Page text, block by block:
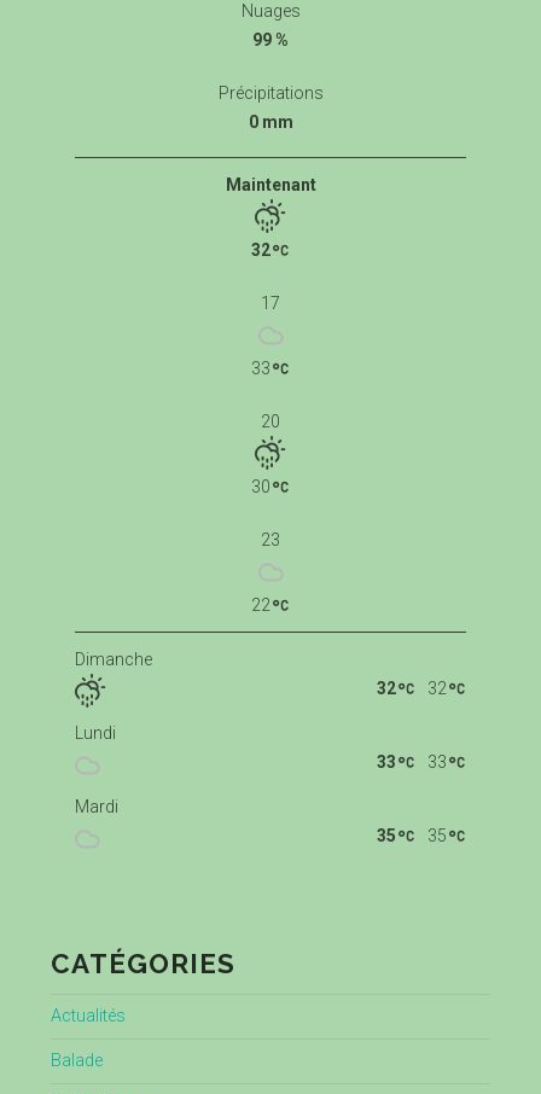
Nuages
99 %
Précipitations
0 mm
Maintenant
32
17
33
20
30
23
22
Dimanche
32
32
Lundi
33
33
Mardi
35
35
CATÉGORIES
Actualités
Balade